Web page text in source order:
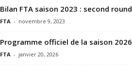
Bilan FTA saison 2023 : second round
FTA - novembre 9, 2023
Programme officiel de la saison 2026
FTA - janvier 20, 2026